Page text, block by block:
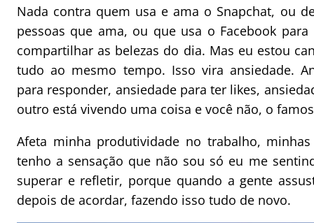
Nada contra quem usa e ama o Snapchat, ou
pessoas que ama, ou que usa o Facebook
compartilhar as belezas do dia. Mas eu estou
tudo ao mesmo tempo. Isso vira ansiedade.
para responder, ansiedade para ter likes,
outro está vivendo uma coisa e você não, o
Afeta minha produtividade no trabalho,
tenho a sensação que não sou só eu me
superar e refletir, porque quando a gente
depois de acordar, fazendo isso tudo de novo.